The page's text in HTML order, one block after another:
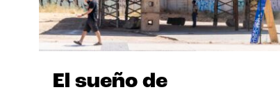
El sueño de